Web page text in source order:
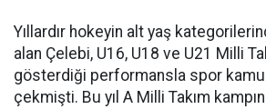
Yıllardır hokeyin alt yaş
alan Çelebi, U16, U18 ve U21 Milli
gösterdiği performansla spor
çekmişti. Bu yıl A Milli Takım